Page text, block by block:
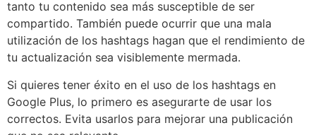
tanto tu contenido sea más susceptible de ser
compartido. También puede ocurrir que una mala
utilización de los hashtags hagan que el rendimiento de
tu actualización sea visiblemente mermada.
Si quieres tener éxito en el uso de los hashtags en
Google Plus, lo primero es asegurarte de usar los
correctos. Evita usarlos para mejorar una publicación